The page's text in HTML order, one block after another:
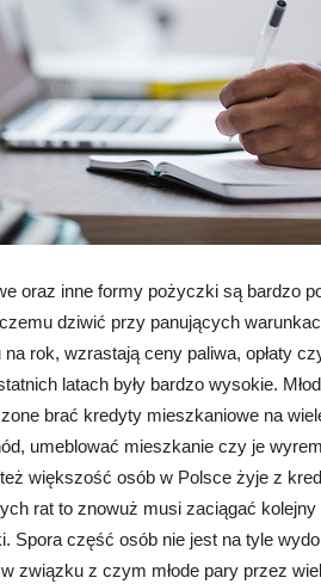
oraz inne formy pożyczki są bardzo
dziwić przy panujących
rok, wzrastają ceny paliwa, opłaty
latach były bardzo wysokie.
brać kredyty mieszkaniowe na
umeblować mieszkanie czy je
większość osób w Polsce żyje z
rat to znowuż musi zaciągać
Spora część osób nie jest na tyle
związku z czym młode pary przez